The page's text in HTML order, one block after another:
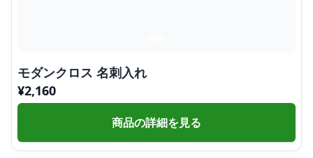
モダンクロス 名刺入れ
¥2,160
商品の詳細を見る